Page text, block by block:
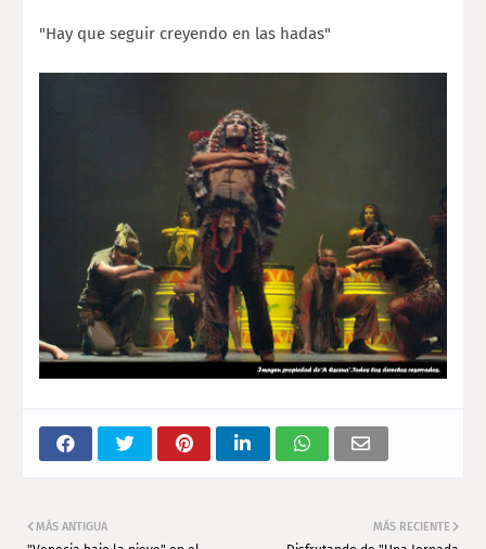
"Hay que seguir creyendo en las hadas"
MÁS RECIENTE
MÁS ANTIGUA